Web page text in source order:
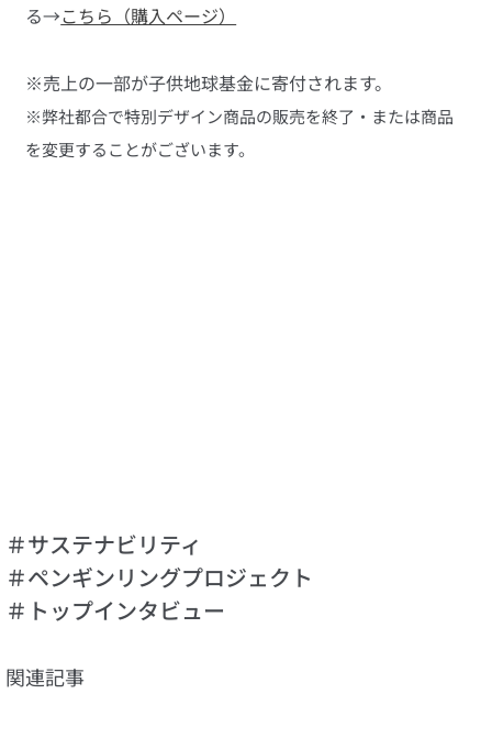
る→こちら（購入ページ）
※売上の一部が子供地球基金に寄付されます。
※弊社都合で特別デザイン商品の販売を終了・または商品
を変更することがございます。
＃サステナビリティ
＃ペンギンリングプロジェクト
＃トップインタビュー
関連記事